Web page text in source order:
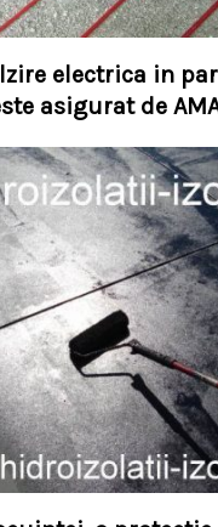
electrica in
asigurat de